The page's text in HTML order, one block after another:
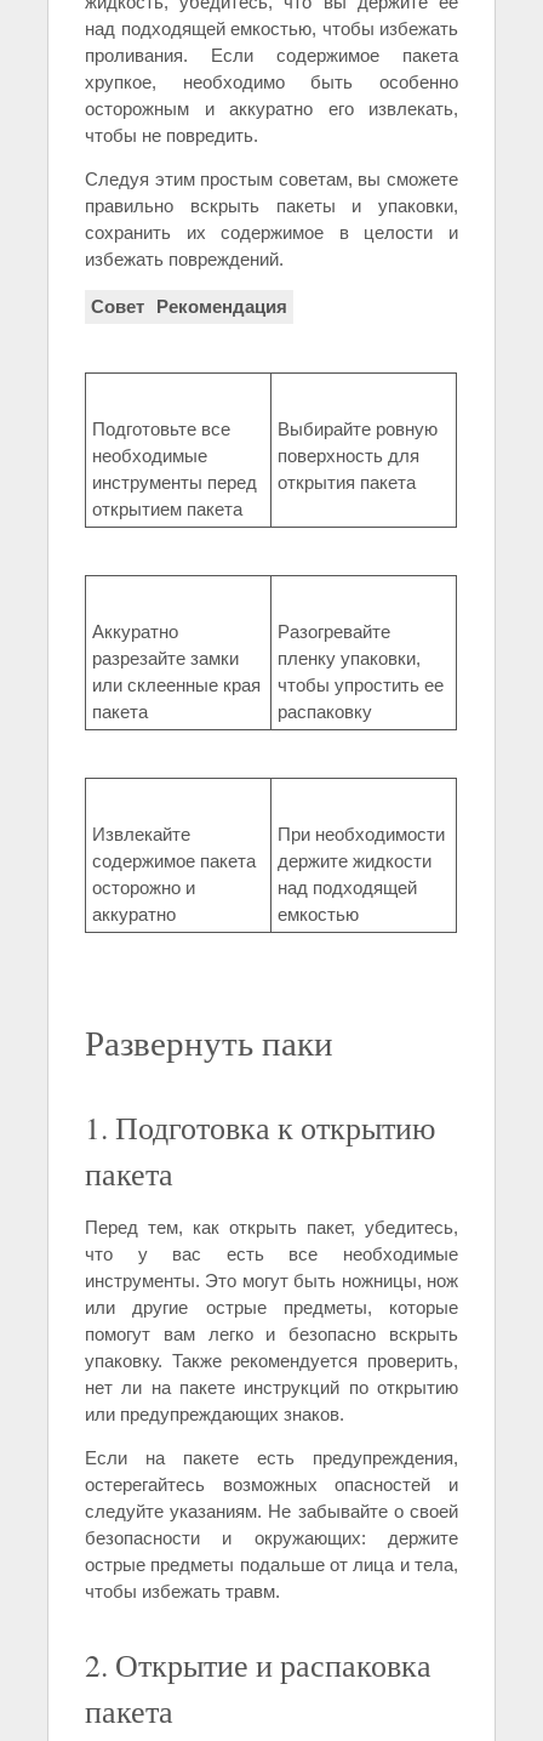
над подходящей емкостью, чтобы избежать
проливания. Если содержимое пакета
хрупкое, необходимо быть особенно
осторожным и аккуратно его извлекать,
чтобы не повредить.
Следуя этим простым советам, вы сможете
правильно вскрыть пакеты и упаковки,
сохранить их содержимое в целости и
избежать повреждений.
Совет Рекомендация
Подготовьте все
необходимые
инструменты перед
открытием пакета
Выбирайте ровную
поверхность для
открытия пакета
Аккуратно
разрезайте замки
или склеенные края
пакета
Разогревайте
пленку упаковки,
чтобы упростить ее
распаковку
Извлекайте
содержимое пакета
осторожно и
аккуратно
При необходимости
держите жидкости
над подходящей
емкостью
Развернуть паки
1. Подготовка к открытию
пакета
Перед тем, как открыть пакет, убедитесь,
что у вас есть все необходимые
инструменты. Это могут быть ножницы, нож
или другие острые предметы, которые
помогут вам легко и безопасно вскрыть
упаковку. Также рекомендуется проверить,
нет ли на пакете инструкций по открытию
или предупреждающих знаков.
Если на пакете есть предупреждения,
остерегайтесь возможных опасностей и
следуйте указаниям. Не забывайте о своей
безопасности и окружающих: держите
острые предметы подальше от лица и тела,
чтобы избежать травм.
2. Открытие и распаковка
пакета